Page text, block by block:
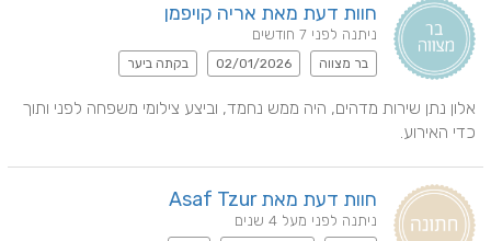
חוות דעת מאת אריה קויפמן
ניתנה לפני 7 חודשים
בר מצווה 02/01/2026 בקתה ביער
כדי האירוע.
חוות דעת מאת Asaf Tzur
ניתנה לפני מעל 4 שנים